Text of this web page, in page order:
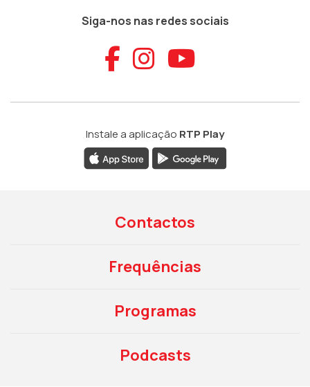
Siga-nos nas redes sociais
Aceder ao
Aceder ao
Aceder
Instale a aplicação RTP Play
Contactos
Frequências
Programas
Podcasts